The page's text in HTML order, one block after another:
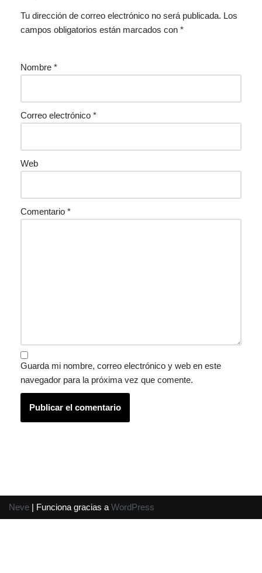
Tu dirección de correo electrónico no será publicada. Los
campos obligatorios están marcados con *
Nombre *
Correo electrónico *
Web
Comentario *
Guarda mi nombre, correo electrónico y web en este
navegador para la próxima vez que comente.
Neve | Funciona gracias a WordPress